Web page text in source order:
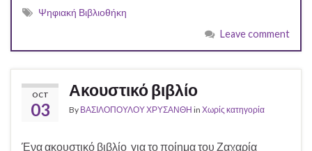
Ψηφιακή Βιβλιοθήκη
Leave comment
OCT
03
Ακουστικό βιβλίο
By ΒΑΣΙΛΟΠΟΥΛΟΥ ΧΡΥΣΑΝΘΗ in Χωρίς κατηγορία
Ένα ακουστικό βιβλίο για το ποίημα του Ζαχαρία